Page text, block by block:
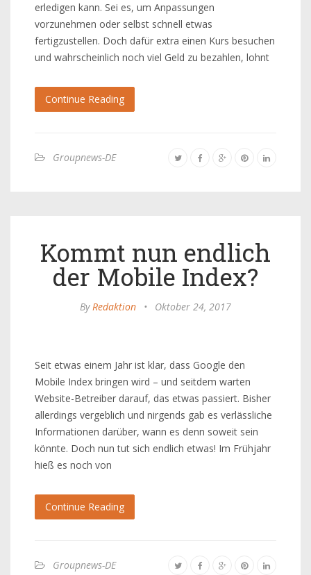
erledigen kann. Sei es, um Anpassungen
vorzunehmen oder selbst schnell etwas
fertigzustellen. Doch dafür extra einen Kurs besuchen
und wahrscheinlich noch viel Geld zu bezahlen, lohnt
Continue Reading
Groupnews-DE
Kommt nun endlich
der Mobile Index?
ByRedaktion • Oktober 24, 2017
Seit etwas einem Jahr ist klar, dass Google den
Mobile Index bringen wird – und seitdem warten
Website-Betreiber darauf, das etwas passiert. Bisher
allerdings vergeblich und nirgends gab es verlässliche
Informationen darüber, wann es denn soweit sein
könnte. Doch nun tut sich endlich etwas! Im Frühjahr
hieß es noch von
Continue Reading
Groupnews-DE